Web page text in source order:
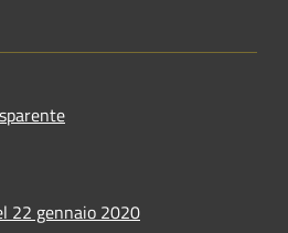
22 gennaio 2020